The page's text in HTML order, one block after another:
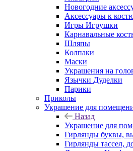
Новогодние
Аксессуары к
Игры Игрушки
Карнавальные
Шляпы
Колпаки
Маски
Украшения на
Язычки Дуделки
Парики
Приколы
Украшение для
Назад
Украшение для
Гирлянды буквы,
Гирлянды тассел,